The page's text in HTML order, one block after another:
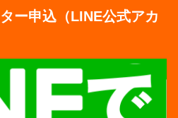
ー申込（LINE公式アカ